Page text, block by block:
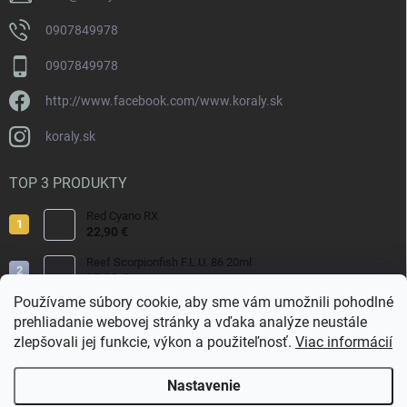
Používame súbory cookie, aby sme vám umožnili pohodlné
prehliadanie webovej stránky a vďaka analýze neustále
zlepšovali jej funkcie, výkon a použiteľnosť. Viac informácií
Nastavenie
0907849978
0907849978
http://www.facebook.com/www.koraly.sk
koraly.sk
TOP 3 PRODUKTY
Red Cyano RX
22,90 €
Reef Scorpionfish F.L.U. 86 20ml
17,90 €
Nyos Artemis 250ml
15,50 €